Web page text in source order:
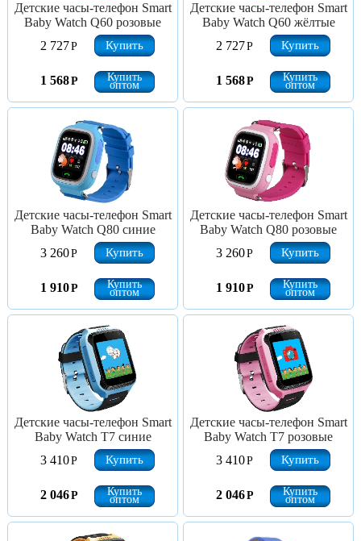
Детские часы-телефон Smart
Baby Watch Q60 розовые
2 727Р Купить
1 568Р Купить
оптом
Детские часы-телефон Smart
Baby Watch Q60 жёлтые
2 727Р Купить
1 568Р Купить
оптом
Детские часы-телефон Smart
Baby Watch Q80 синие
3 260Р Купить
1 910Р Купить
оптом
Детские часы-телефон Smart
Baby Watch Q80 розовые
3 260Р Купить
1 910Р Купить
оптом
Детские часы-телефон Smart
Baby Watch T7 синие
3 410Р Купить
2 046Р Купить
оптом
Детские часы-телефон Smart
Baby Watch T7 розовые
3 410Р Купить
2 046Р Купить
оптом